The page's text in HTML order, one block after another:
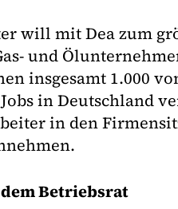
will mit Dea zum
und
insgesamt 1.000
in Deutschland
in den
Betriebsrat